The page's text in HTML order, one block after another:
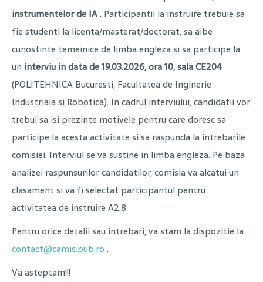
instrumentelor de IA. Participantii la instruire trebuie sa
fie studenti la licenta/masterat/doctorat, sa aibe
cunostinte temeinice de limba engleza si sa participe la
un interviu in data de 19.03.2026, ora 10, sala CE204
(POLITEHNICA Bucuresti, Facultatea de Inginerie
Industriala si Robotica). In cadrul interviului, candidatii vor
trebui sa isi prezinte motivele pentru care doresc sa
participe la acesta activitate si sa raspunda la intrebarile
comisiei. Interviul se va sustine in limba engleza. Pe baza
analizei raspunsurilor candidatilor, comisia va alcatui un
clasament si va fi selectat participantul pentru
activitatea de instruire A2.8.
Pentru orice detalii sau intrebari, va stam la dispozitie la
contact@camis.pub.ro .
Va asteptam!!!